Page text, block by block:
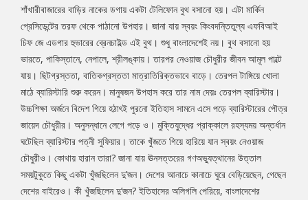
শাঁখারীবাজারের বাড়ির নাকের ডগায় একটা টেলিফোন বুথ বসানো হয়। এটা মার্কিন
প্রেসিডেন্টের তরফ থেকে পাঠানো উপহার। জানা যায় স্বয়ং কিংবদন্তিতুল্য এফবিআই
চিফ জে এডগার হুভারের ব্রেনচাইল্ড এই বুথ। শুধু বাংলাদেশেই নয়। বুথ বসানো হয়
ভারতে, পাকিস্তানে, নেপালে, শ্রীলঙ্কায়। তারপর নেওয়াজ চৌধুরীর জীবন আমূল পাল্টে
যায়। ছিটগ্রস্ততা, বাতিকগ্রস্ততা মাত্রাতিরিক্তভাবে বাড়ে। তেরপল টাঙ্গিয়ে খোলা
মাঠে ব্যারিস্টারি শুরু করেন। মানুষজন উপহাস করে তার নাম দেয়ঃ তেরপল ব্যারিস্টার।
উচ্চশিক্ষা অর্জনে বিদেশ গিয়ে হঠাৎই পুরনো ইতিহাস সামনে এসে পড়ে ব্যারিস্টারের পৌত্র
জায়েদ চৌধুরীর। অনুসন্ধানে লেগে পড়ে ও। মুক্তিযুদ্ধের প্রাক্কালে রহস্যময় অন্তর্ধান
ঘটেছিল ব্যারিস্টার পত্নী সুফিয়ার। তাকে খুঁজতে গিয়ে হারিয়ে যান স্বয়ং নেওয়াজ
চৌধুরীও। কোথায় হারান তারা? জানা যায় ঊনসত্তরের গণঅভ্যুত্থানের উত্তাল
সময়টুকুতে কিছু একটা খুঁজছিলেন দু’জন। দেশের আনাচে কানাচে ঘুরে বেড়িয়েছেন, গেছেন
দেশের বাইরেও। কী খুঁজছিলেন দু’জন? ইতিহাসের অলিগলি পেরিয়ে, বাংলাদেশের